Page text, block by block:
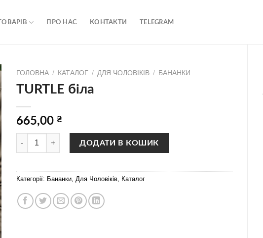
ПРО НАС КОНТАКТИ TELEGRAM
ГОЛОВНА / КАТАЛОГ / ДЛЯ ЧОЛОВІКІВ / БАНАНКИ
TURTLE біла
665,00 ₴
TURTLE біла кількість
ДОДАТИ В КОШИК
Категорії: Бананки, Для Чоловіків, Каталог